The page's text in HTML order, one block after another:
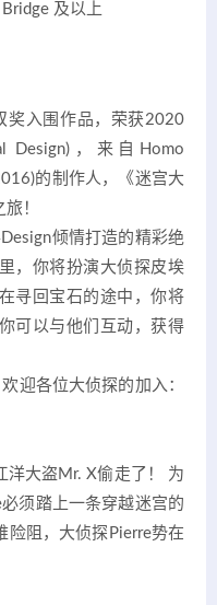
及以上
奖入围作品，荣获2020
Design)，来自Homo
的制作人，《迷宫大
！
倾情打造的精彩绝
，你将扮演大侦探皮埃
寻回宝石的途中，你将
可以与他们互动，获得
迎各位大侦探的加入：
洋大盗Mr. X偷走了！ 为
须踏上一条穿越迷宫的
险阻，大侦探Pierre势在